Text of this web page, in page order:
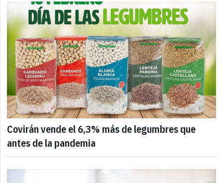
Covirán vende el 6,3% más de legumbres que
antes de la pandemia